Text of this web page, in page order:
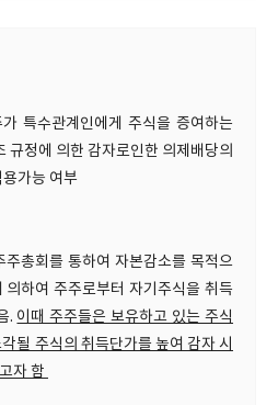
특수관계인에게 주식을 증여하는
규정에 의한 감자로인한 의제배당의
가능 여부
총회를 통하여 자본감소를 목적으
하여 주주로부터 자기주식을 취득
. 이때 주주들은 보유하고 있는 주식
될 주식의 취득단가를 높여 감자 시
자 함